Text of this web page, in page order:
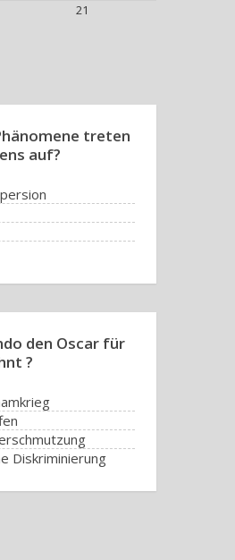
21
treten
auf?
den Oscar für
?
Diskriminierung